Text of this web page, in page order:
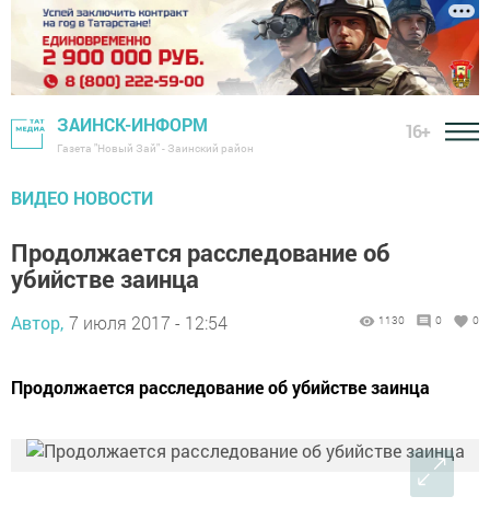
ЗАИНСК-ИНФОРМ
Газета "Новый Зай" - Заинский район
16+
ВИДЕО НОВОСТИ
Продолжается расследование об
убийстве заинца
Автор, 7 июля 2017 - 12:54 1130 0 0
Продолжается расследование об убийстве заинца